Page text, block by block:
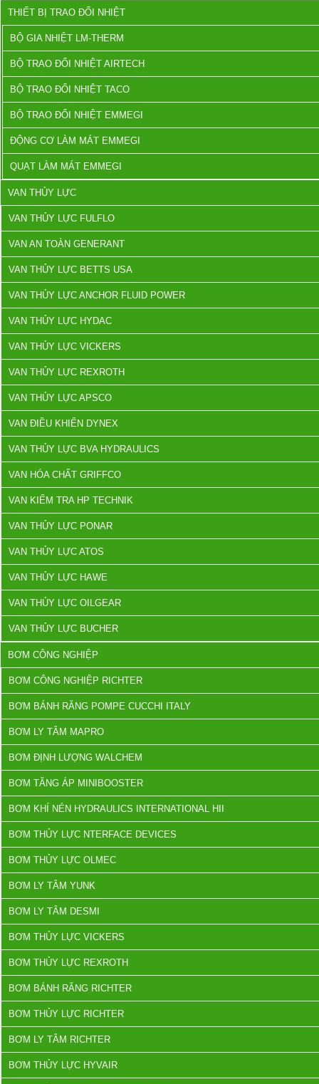
THIẾT BỊ TRAO ĐỔI NHIỆT
BỘ GIA NHIỆT LM-THERM
BỘ TRAO ĐỔI NHIỆT AIRTECH
BỘ TRAO ĐỔI NHIỆT TACO
BỘ TRAO ĐỔI NHIỆT EMMEGI
ĐỘNG CƠ LÀM MÁT EMMEGI
QUẠT LÀM MÁT EMMEGI
VAN THỦY LỰC
VAN THỦY LỰC FULFLO
VAN AN TOÀN GENERANT
VAN THỦY LỰC BETTS USA
VAN THỦY LỰC ANCHOR FLUID POWER
VAN THỦY LỰC HYDAC
VAN THỦY LỰC VICKERS
VAN THỦY LỰC REXROTH
VAN THỦY LỰC APSCO
VAN ĐIỀU KHIỂN DYNEX
VAN THỦY LỰC BVA HYDRAULICS
VAN HÓA CHẤT GRIFFCO
VAN KIỂM TRA HP TECHNIK
VAN THỦY LỰC PONAR
VAN THỦY LỰC ATOS
VAN THỦY LỰC HAWE
VAN THỦY LỰC OILGEAR
VAN THỦY LỰC BUCHER
BƠM CÔNG NGHIỆP
BƠM CÔNG NGHIỆP RICHTER
BƠM BÁNH RĂNG POMPE CUCCHI ITALY
BƠM LY TÂM MAPRO
BƠM ĐỊNH LƯỢNG WALCHEM
BƠM TĂNG ÁP MINIBOOSTER
BƠM KHÍ NÉN HYDRAULICS INTERNATIONAL HII
BƠM THỦY LỰC NTERFACE DEVICES
BƠM THỦY LỰC OLMEC
BƠM LY TÂM YUNK
BƠM LY TÂM DESMI
BƠM THỦY LỰC VICKERS
BƠM THỦY LỰC REXROTH
BƠM BÁNH RĂNG RICHTER
BƠM THỦY LỰC RICHTER
BƠM LY TÂM RICHTER
BƠM THỦY LỰC HYVAIR